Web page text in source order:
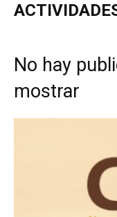
No hay
mostrar